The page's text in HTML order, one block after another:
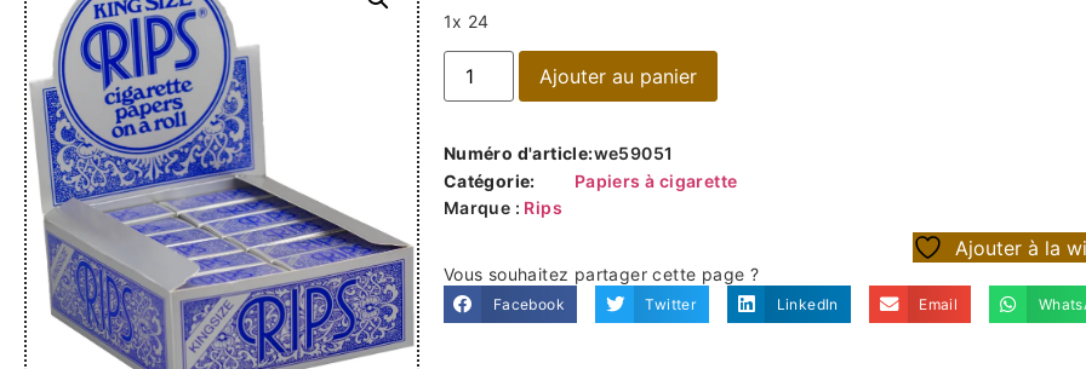
1x 24
Ajouter au panier
Numéro d'article:we59051
Catégorie:
Papiers à cigarette
Marque : Rips
Ajouter à la
Vous souhaitez partager cette page ?
Facebook Twitter LinkedIn Email